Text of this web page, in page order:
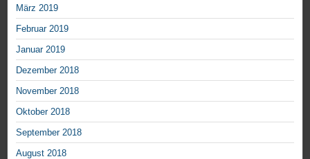
März 2019
Februar 2019
Januar 2019
Dezember 2018
November 2018
Oktober 2018
September 2018
August 2018